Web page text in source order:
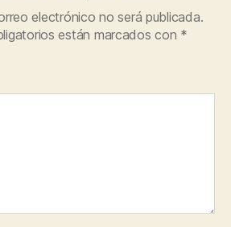
electrónico no será publicada.
están marcados con *